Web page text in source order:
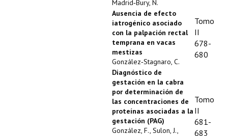
Madrid‑Bury, N.
Ausencia de efecto
iatrogénico asociado
con la palpación rectal
temprana en vacas
mestizas
González‑Stagnaro, C.
Tomo
II
678-
680
Diagnóstico de
gestación en la cabra
por determinación de
las concentraciones de
proteínas asociadas a la
gestación (PAG)
González, F., Sulon, J.,
Tomo
II
681-
683